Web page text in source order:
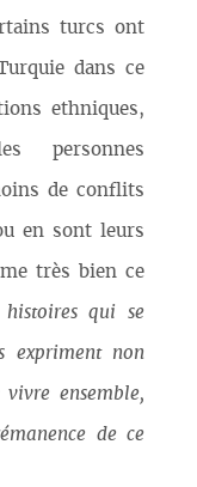
turcs ont
dans ce
ethniques,
personnes
de conflits
en sont leurs
très bien ce
histoires qui se
expriment non
ensemble,
de ce